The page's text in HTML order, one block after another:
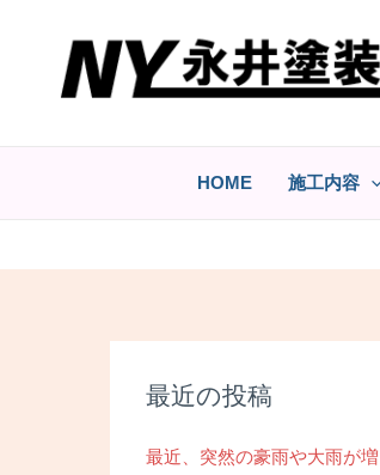
ッ
HOME 施工内容
最近の投稿
最近、突然の豪雨や大雨が増